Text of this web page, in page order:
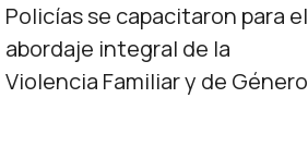
Policías se capacitaron para el
abordaje integral de la
Violencia Familiar y de Género